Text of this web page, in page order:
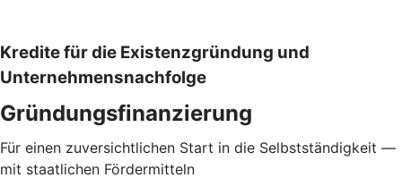
Kredite für die Existenzgründung und
Unternehmensnachfolge
Gründungsfinanzierung
Für einen zuversichtlichen Start in die Selbstständigkeit —
mit staatlichen Fördermitteln